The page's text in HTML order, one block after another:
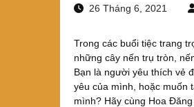
26 Tháng 6, 2021
Trong các buổi tiệc trang
những cây nến trụ tròn,
Bạn là người yêu thích vẻ
yêu của mình, hoặc muốn
mình? Hãy cùng Hoa